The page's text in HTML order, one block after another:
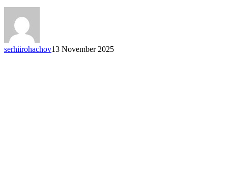
про
захисниць
—
#ШОТАМ
serhiirohachov13 November 2025